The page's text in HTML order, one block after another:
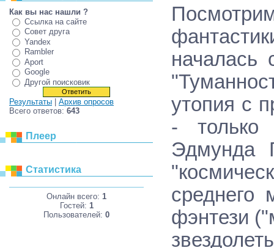
Как вы нас нашли ?
Ссылка на сайте
Совет друга
Yandex
Rambler
Aport
Google
Другой поисковик
Результаты
Архив опросов
Всего ответов: 643
Плеер
Статистика
Онлайн всего: 1
Гостей: 1
Пользователей: 0
началась
утопия с
- только
Эдмунда
фэнтези